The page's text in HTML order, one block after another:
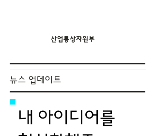
산업통상자원부
뉴스 업데이트
내 아이디어를